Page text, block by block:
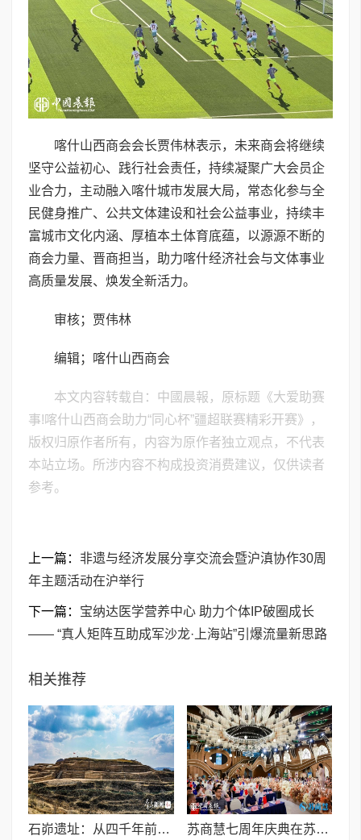
喀什山西商会会长贾伟林表示，未来商会将继续
坚守公益初心、践行社会责任，持续凝聚广大会员企
业合力，主动融入喀什城市发展大局，常态化参与全
民健身推广、公共文体建设和社会公益事业，持续丰
富城市文化内涵、厚植本土体育底蕴，以源源不断的
商会力量、晋商担当，助力喀什经济社会与文体事业
高质量发展、焕发全新活力。
审核；贾伟林
编辑；喀什山西商会
本文内容转载自：中國晨報，原标题《大爱助赛
事!喀什山西商会助力“同心杯”疆超联赛精彩开赛》，
版权归原作者所有，内容为原作者独立观点，不代表
本站立场。所涉内容不构成投资消费建议，仅供读者
参考。
上一篇： 非遗与经济发展分享交流会暨沪滇协作30周
年主题活动在沪举行
下一篇： 宝纳达医学营养中心 助力个体IP破圈成长
—— “真人矩阵互助成军沙龙·上海站”引爆流量新思路
相关推荐
石峁遗址：从四千年前中国北方区域政体中心看“何以中国” 苏商慧七周年庆典在苏州隆重举行 七大联创共启发展新篇章